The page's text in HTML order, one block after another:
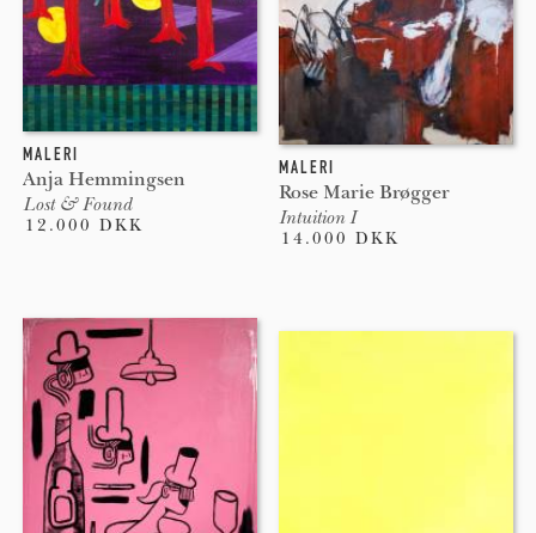
MALERI
Anja Hemmingsen
Lost & Found
12.000 DKK
MALERI
Rose Marie Brøgger
Intuition I
14.000 DKK